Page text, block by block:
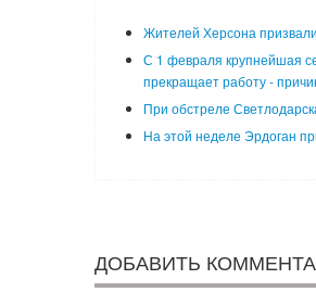
Жителей Херсона
С 1 февраля крупнейшая
прекращает работу -
При обстреле
На этой неделе Эрдоган
ДОБАВИТЬ